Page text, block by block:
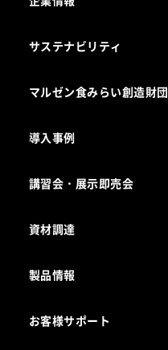
会社組織
製品の開発
事業所一覧
サステナビリティ
マルゼン食みらい創造財団
導入事例
講習会・展示即売会
資材調達
製品情報
お客様サポート